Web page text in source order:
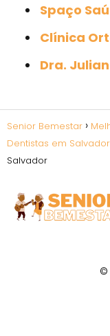
Spaço
Clínica
Dra.
Senior Bemestar
Dentistas em Salvador
Salvador
©